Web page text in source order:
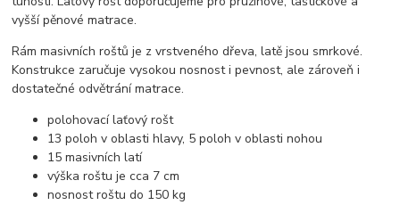
vyšší pěnové matrace.
Rám masivních roštů je z vrstveného dřeva, latě jsou smrkové.
Konstrukce zaručuje vysokou nosnost i pevnost, ale zároveň i
dostatečné odvětrání matrace.
polohovací laťový rošt
13 poloh v oblasti hlavy, 5 poloh v oblasti nohou
15 masivních latí
výška roštu je cca 7 cm
nosnost roštu do 150 kg